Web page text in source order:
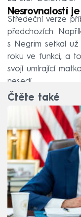
Nesrovnalostí
Středeční verze
předchozích.
s Negrim setkal
roku ve funkci, a
svojí umírající
nesedí.
Čtěte také